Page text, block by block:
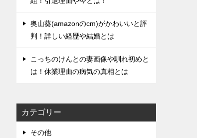
奥山葵(amazonのcm)がかわいいと評
判！詳しい経歴や結婚とは
こっちのけんとの妻画像や馴れ初めと
は！休業理由の病気の真相とは
カテゴリー
その他